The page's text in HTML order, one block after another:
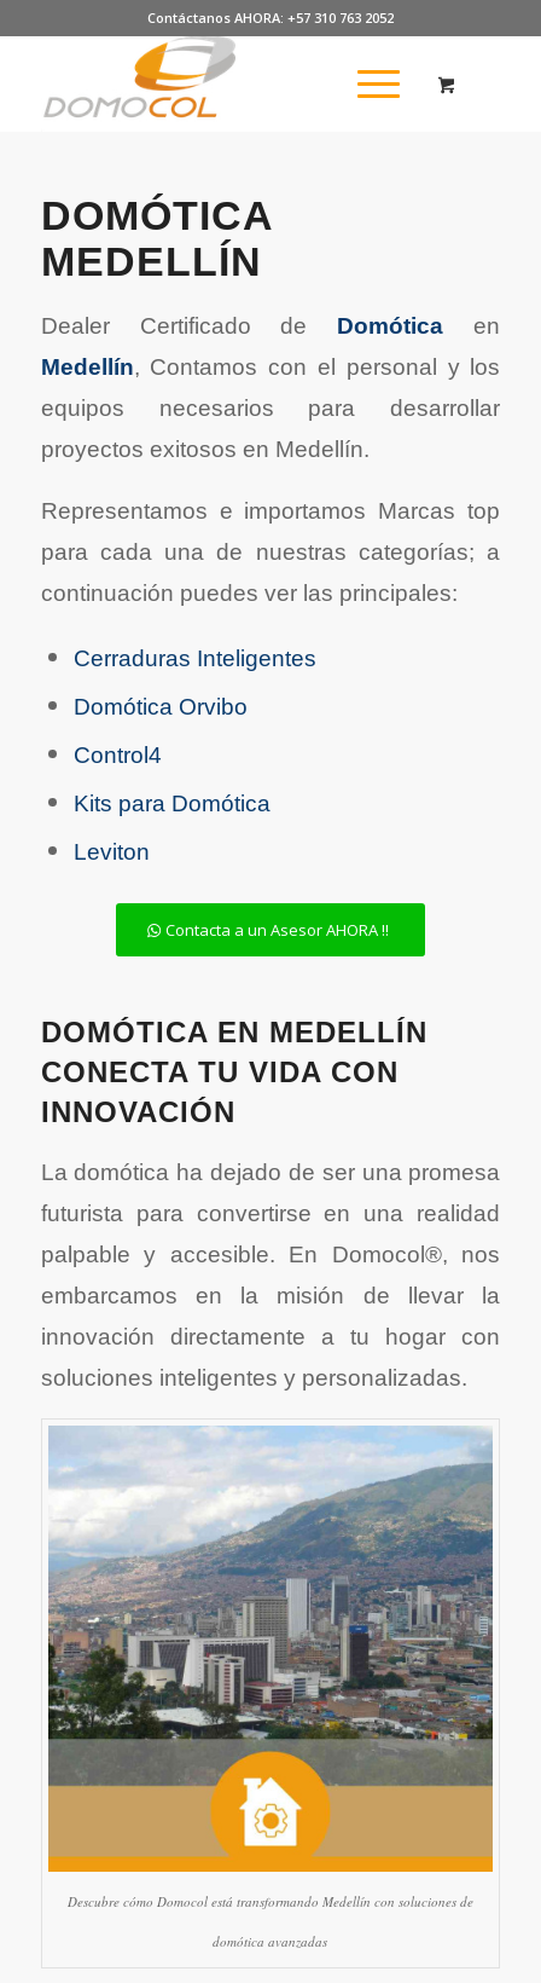
Contáctanos AHORA: +57 310 763 2052
DOMÓTICA
MEDELLÍN
Dealer Certificado de Domótica en
Medellín, Contamos con el personal y los
equipos necesarios para desarrollar
proyectos exitosos en Medellín.
Representamos e importamos Marcas top
para cada una de nuestras categorías; a
continuación puedes ver las principales:
Cerraduras Inteligentes
Domótica Orvibo
Control4
Kits para Domótica
Leviton
Contacta a un Asesor AHORA !!
DOMÓTICA EN MEDELLÍN
CONECTA TU VIDA CON
INNOVACIÓN
La domótica ha dejado de ser una promesa
futurista para convertirse en una realidad
palpable y accesible. En Domocol®, nos
embarcamos en la misión de llevar la
innovación directamente a tu hogar con
soluciones inteligentes y personalizadas.
Descubre cómo Domocol está transformando Medellín con soluciones de
domótica avanzadas